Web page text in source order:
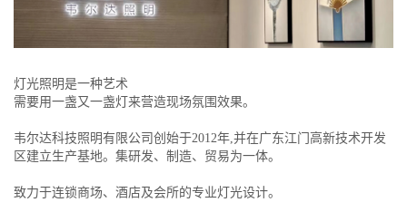
灯光照明是一种艺术
需要用一盏又一盏灯来营造现场氛围效果。
韦尔达科技照明有限公司创始于2012年,并在广东江门高新技术开发
区建立生产基地。集研发、制造、贸易为一体。
致力于连锁商场、酒店及会所的专业灯光设计。